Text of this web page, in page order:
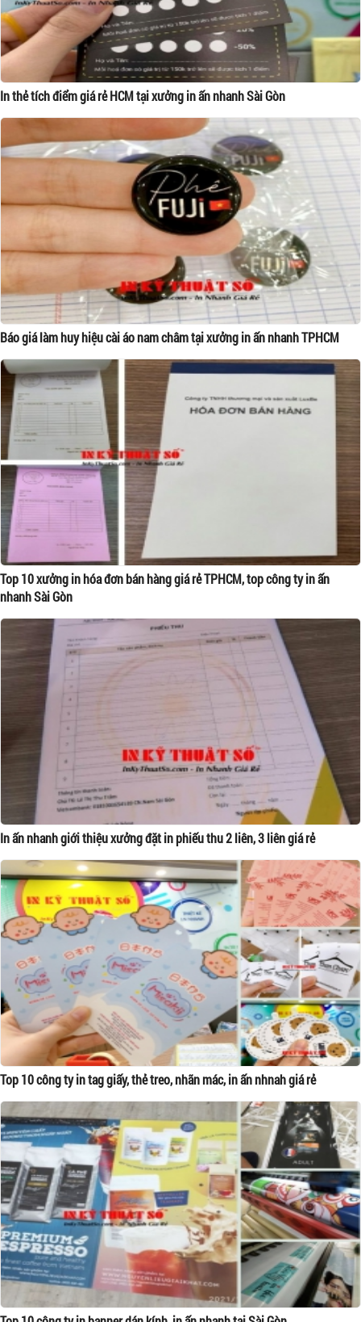
In thẻ tích điểm giá rẻ HCM tại xưởng in ấn nhanh Sài Gòn
Báo giá làm huy hiệu cài áo nam châm tại xưởng in ấn nhanh TPHCM
Top 10 xưởng in hóa đơn bán hàng giá rẻ TPHCM, top công ty in ấn
nhanh Sài Gòn
In ấn nhanh giới thiệu xưởng đặt in phiếu thu 2 liên, 3 liên giá rẻ
Top 10 công ty in tag giấy, thẻ treo, nhãn mác, in ấn nhnah giá rẻ